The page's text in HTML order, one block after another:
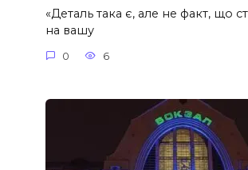
«Деталь така є, але не факт, що
на вашу
0 6